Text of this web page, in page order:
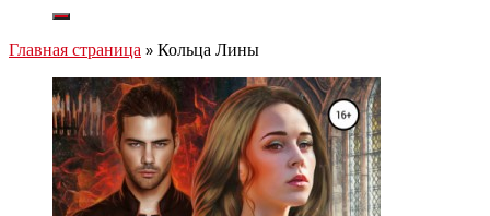
Главная страница » Кольца Лины